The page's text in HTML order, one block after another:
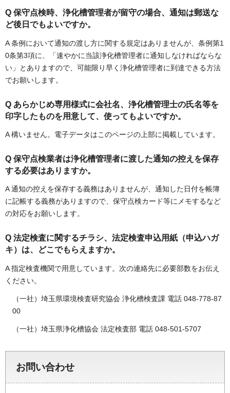
Q 保守点検時、浄化槽管理者が留守の場合、通知は郵送な
ど後日でもよいですか。
A 条例において通知の渡し方に関する規定はありませんが、条例第1
0条第3項に、「速やかに当該浄化槽管理者に通知しなければならな
い」とありますので、可能限り早く浄化槽管理者に到達できる方法
でお願いします。
Q あらかじめ専用様式に会社名、浄化槽管理士の氏名等を
印字したものを用意して、使ってもよいですか。
A 構いません。電子データはこのページの上部に掲載しています。
Q 保守点検業者は浄化槽管理者に渡した通知の控えを保存
する必要はありますか。
A 通知の控えを保存する義務はありませんが、通知した日付を帳簿
に記帳する義務がありますので、保守点検カード等にメモするなど
の対応をお願いします。
Q 法定検査に関するチラシ、法定検査申込用紙（申込ハガ
キ）は、どこでもらえますか。
A 指定検査機関で用意しています。次の連絡先に必要部数をお伝え
ください。
（一社）埼玉県環境検査研究協会 浄化槽検査課 電話 048-778-87
00
（一社）埼玉県浄化槽協会 法定検査部 電話 048-501-5707
お問い合わせ